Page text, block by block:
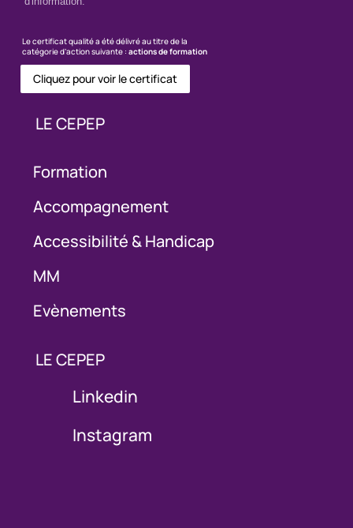
Le certificat qualité a été délivré au titre de la
catégorie d’action suivante : actions de formation
Cliquez pour voir le certificat
LE CEPEP
Formation
Accompagnement
Accessibilité & Handicap
MM
Evènements
LE CEPEP
Linkedin
Instagram